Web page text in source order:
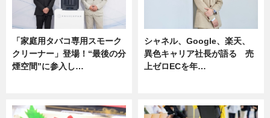
「家庭用タバコ専用スモーク
クリーナー」登場！“最後の分
煙空間”に参入し…
シャネル、Google、楽天、
異色キャリア社長が語る 売
上ゼロECを年…